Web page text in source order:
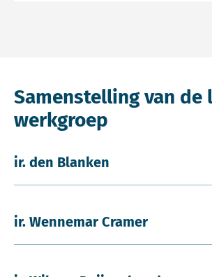
Samenstelling van de
werkgroep
ir. den Blanken
ir. Wennemar Cramer